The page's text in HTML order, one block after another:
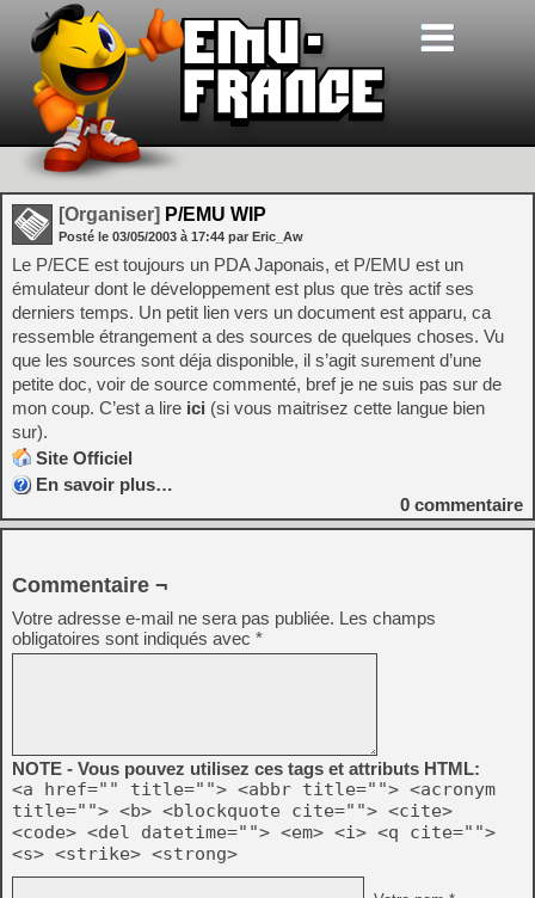
[Organiser] P/EMU WIP
Posté le 03/05/2003 à 17:44 par Eric_Aw
Le P/ECE est toujours un PDA Japonais, et P/EMU est un
émulateur dont le développement est plus que très actif ses
derniers temps. Un petit lien vers un document est apparu, ca
ressemble étrangement a des sources de quelques choses. Vu
que les sources sont déja disponible, il s’agit surement d’une
petite doc, voir de source commenté, bref je ne suis pas sur de
mon coup. C’est a lire ici (si vous maitrisez cette langue bien
sur).
Site Officiel
En savoir plus…
0 commentaire
Commentaire ¬
Votre adresse e-mail ne sera pas publiée. Les champs
obligatoires sont indiqués avec *
NOTE - Vous pouvez utilisez ces tags et attributs HTML:
<a href="" title=""> <abbr title=""> <acronym
title=""> <b> <blockquote cite=""> <cite>
<code> <del datetime=""> <em> <i> <q cite="">
<s> <strike> <strong>